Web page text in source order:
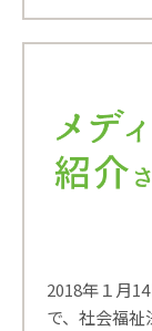
2018年１月
で、社会福祉